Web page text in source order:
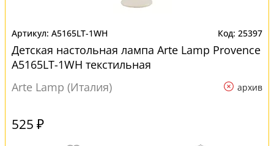
A5165LT-1WH 25397
Детская настольная лампа Arte Lamp Provence
A5165LT-1WH текстильная
Arte Lamp (Италия)
архив
525 ₽